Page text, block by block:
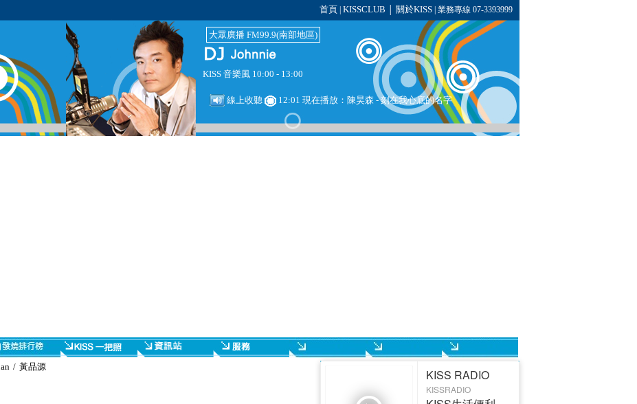
首頁 KISSCLUB 關於KISS| 業務專線 07-3393999
大眾廣播 FM99.9(南部地區)
KISS 音樂風 10:00 - 13:00
線上收聽 12:01 現在播放：陳昊森 - 刻在我心底的名字
/ 黃品源